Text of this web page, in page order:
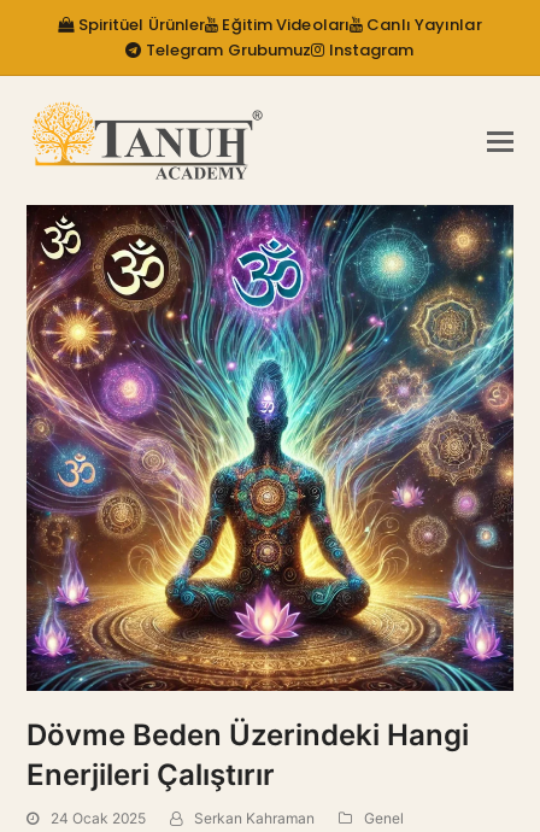
Spiritüel Ürünler Eğitim Videoları
Canlı Yayınlar
Telegram Grubumuz
Instagram
Dövme Beden Üzerindeki Hangi
Enerjileri Çalıştırır
24 Ocak 2025 Serkan Kahraman
Genel